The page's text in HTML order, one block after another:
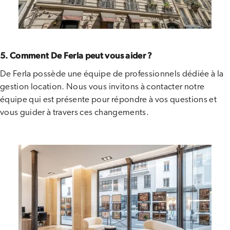
5. Comment De Ferla peut vous aider ?
De Ferla possède une équipe de professionnels dédiée à la
gestion location. Nous vous invitons à contacter notre
équipe qui est présente pour répondre à vos questions et
vous guider à travers ces changements.